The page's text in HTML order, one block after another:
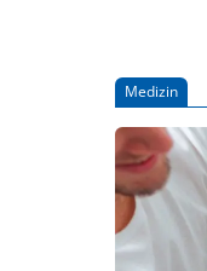
Medizin